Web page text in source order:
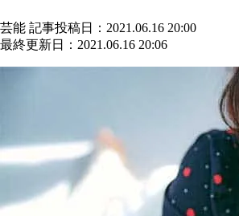
芸能 記事投稿日：2021.06.16 20:00
最終更新日：2021.06.16 20:06